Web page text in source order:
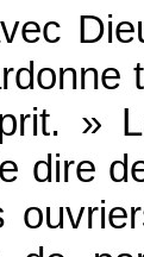
»
dire